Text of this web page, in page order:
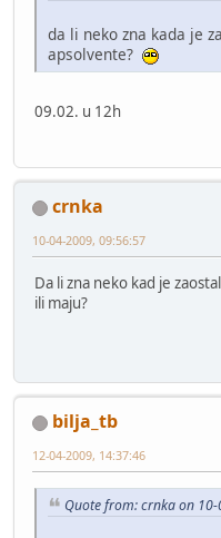
da li neko zna kada je
apsolvente?
09.02. u 12h
crnka
10-04-2009, 09:56:57
Da li zna neko kad je
ili maju?
bilja_tb
12-04-2009, 14:37:46
Quote from: crnka on